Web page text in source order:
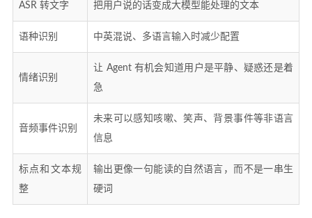
ASR 转文字 把用户说的话变成大模型能处理的文本
语种识别 中英混说、多语言输入时减少配置
情绪识别
让 Agent 有机会知道用户是平静、疑惑还是着
急
音频事件识别
未来可以感知咳嗽、笑声、背景事件等非语言
信息
标点和文本规
整
输出更像一句能读的自然语言，而不是一串生
硬词